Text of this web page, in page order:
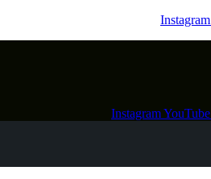
Instagram
InstagramYouTube